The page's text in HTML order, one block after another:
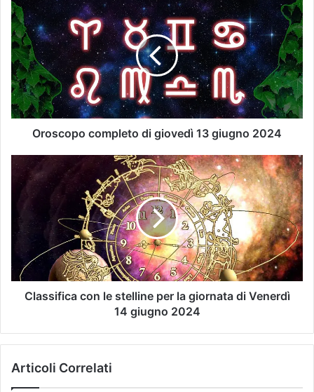
Oroscopo completo di giovedì 13 giugno 2024
Classifica con le stelline per la giornata di Venerdì
14 giugno 2024
Articoli Correlati